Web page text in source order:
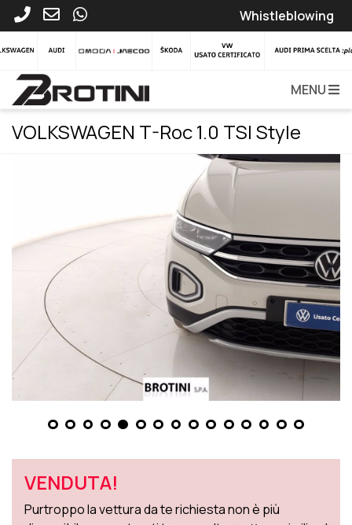
Whistleblowing
MENU
VOLKSWAGEN T-Roc 1.0 TSI Style
VENDUTA!
Purtroppo la vettura da te richiesta non è più